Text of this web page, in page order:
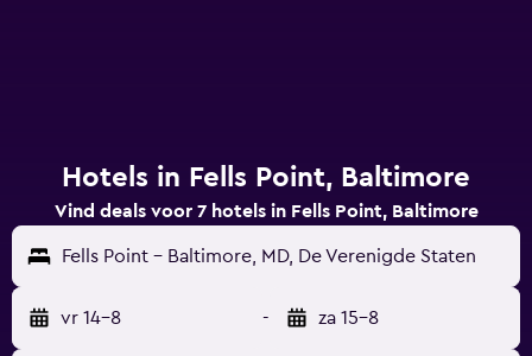
Hotels in Fells Point, Baltimore
Vind deals voor 7 hotels in Fells Point, Baltimore
Fells Point - Baltimore, MD, De Verenigde Staten
vr 14-8 - za 15-8